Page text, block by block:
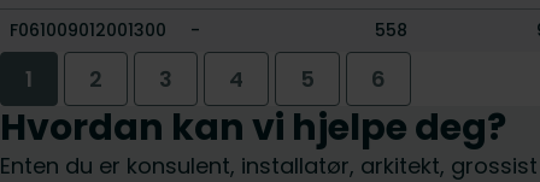
F061009012001300 - 558
1 2 3 4 5 6
Hvordan kan vi hjelpe deg?
Enten du er konsulent, installatør, arkitekt, grossist